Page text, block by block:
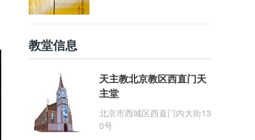
粮、精神生活清澈不竭的泉
源” (参《启示宪章》21号)。
我们必须重视圣经，推崇读
经，进而能够使教会儿女广泛
地获得圣言的滋养与光照为秉
教堂信息
天主教北京教区西直门天
主堂
北京市西城区西直门内大街13
0号